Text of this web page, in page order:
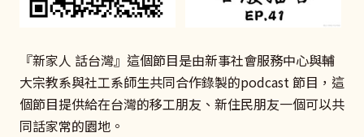
『新家人 話台灣』這個節目是由新事社會服務中心與輔
大宗教系與社工系師生共同合作錄製的podcast 節目，這
個節目提供給在台灣的移工朋友、新住民朋友一個可以共
同話家常的園地。